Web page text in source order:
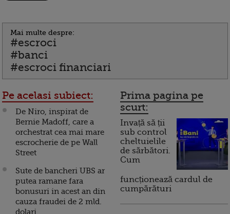
Mai multe despre:
#escroci
#banci
#escroci financiari
Pe acelasi subiect:
De Niro, inspirat de
Bernie Madoff, care a
orchestrat cea mai mare
escrocherie de pe Wall
Street
Sute de bancheri UBS ar
putea ramane fara
bonusuri in acest an din
cauza fraudei de 2 mld.
dolari
Prima pagina pe
scurt:
Invață să ții
sub control
cheltuielile
de sărbători.
Cum
funcționează cardul de
cumpărături